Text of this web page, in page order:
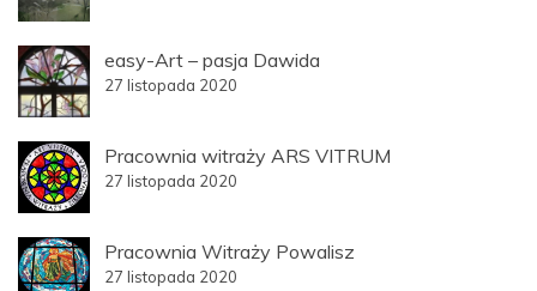
easy-Art – pasja Dawida
27 listopada 2020
Pracownia witraży ARS VITRUM
27 listopada 2020
Pracownia Witraży Powalisz
27 listopada 2020